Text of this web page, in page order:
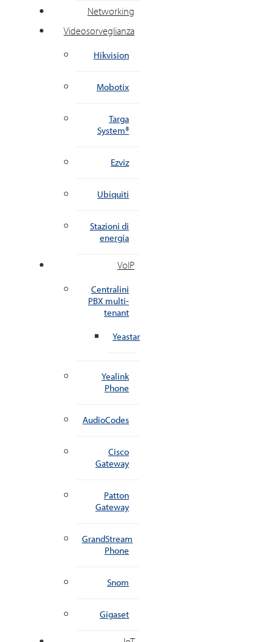
Networking
Videosorveglianza
Hikvision
Mobotix
Targa
System®
Ezviz
Ubiquiti
Stazioni di
energia
VoIP
Centralini
PBX multi-
tenant
Yeastar
Yealink
Phone
AudioCodes
Cisco
Gateway
Patton
Gateway
GrandStream
Phone
Snom
Gigaset